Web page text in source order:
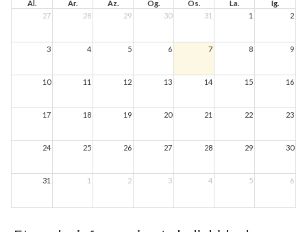
Al. Ar. Az. Og. Os. La.
Ig.
27
28 29 30 31 1 2
3 4 5 6 7 8 9
10 11 12 13 14 15 16
17 18 19 20 21 22 23
24 25 26 27 28 29 30
31 1 2 3 4 5 6